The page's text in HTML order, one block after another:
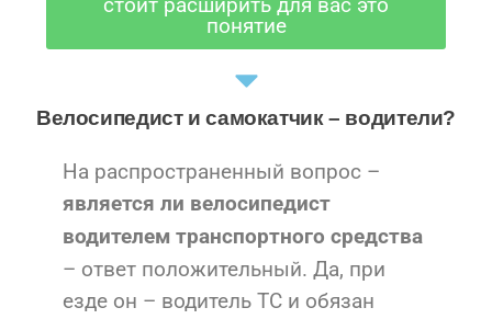
стоит расширить для вас это
понятие
Велосипедист и самокатчик – водители?
На распространенный вопрос –
является ли велосипедист
водителем транспортного средства
– ответ положительный. Да, при
езде он – водитель ТС и обязан